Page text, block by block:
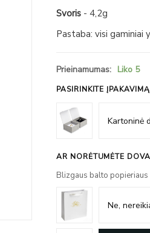
Svoris- 4,2g
Pastaba: visi
Prieinamumas: Liko 5
PASIRINKITE
AR NORĖTUMĖTE
Blizgaus balto